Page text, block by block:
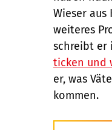
Wieser aus
weiteres
schreibt er
ticken und
er, was
kommen.